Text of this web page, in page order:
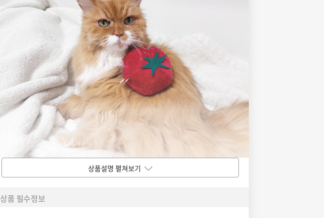
상품설명 펼쳐보기
상품 필수정보